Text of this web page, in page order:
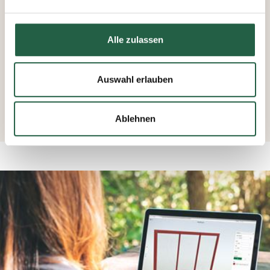
​Datenschutzerklärung von Google
Alle zulassen
Auswahl erlauben
Ablehnen